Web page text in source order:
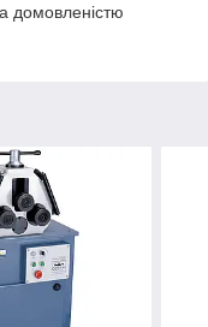
домовленістю